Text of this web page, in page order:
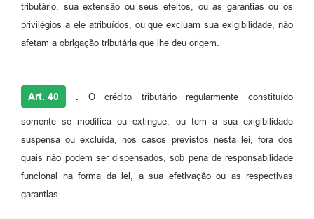
tributário, sua extensão ou seus efeitos, ou as garantias ou os
privilégios a ele atribuídos, ou que excluam sua exigibilidade, não
afetam a obrigação tributária que lhe deu origem.
Art. 40 . O crédito tributário regularmente constituído
somente se modifica ou extingue, ou tem a sua exigibilidade
suspensa ou excluída, nos casos previstos nesta lei, fora dos
quais não podem ser dispensados, sob pena de responsabilidade
funcional na forma da lei, a sua efetivação ou as respectivas
garantias.